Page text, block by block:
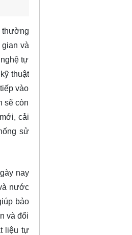
thường
và
tự
thuật
vào
sẽ còn
cải
sử
nay
nước
bảo
và đổi
liệu tự